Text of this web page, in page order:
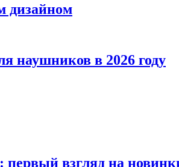
дизайном
наушников в 2026 году
первый взгляд на